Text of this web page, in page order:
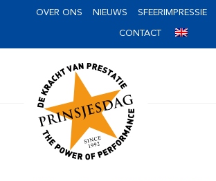
OVER ONS NIEUWS SFEERIMPRESSIE
CONTACT